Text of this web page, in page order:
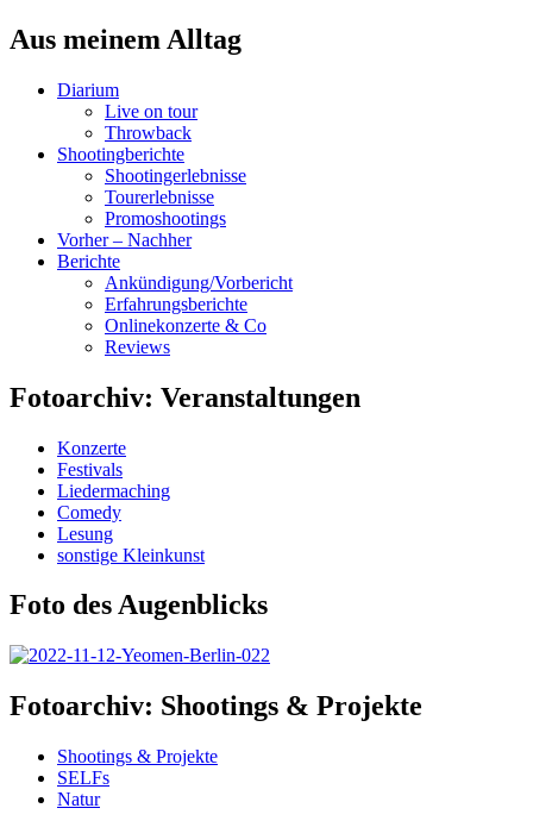
Aus meinem Alltag
Diarium
Live on tour
Throwback
Shootingberichte
Shootingerlebnisse
Tourerlebnisse
Promoshootings
Vorher – Nachher
Berichte
Ankündigung/Vorbericht
Erfahrungsberichte
Onlinekonzerte & Co
Reviews
Fotoarchiv: Veranstaltungen
Konzerte
Festivals
Liedermaching
Comedy
Lesung
sonstige Kleinkunst
Foto des Augenblicks
Fotoarchiv: Shootings & Projekte
Shootings & Projekte
SELFs
Natur